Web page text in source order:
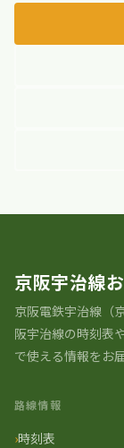
京阪宇治線
京阪電鉄宇治線（
阪宇治線の時刻表
で使える情報をお
路線情報
時刻表